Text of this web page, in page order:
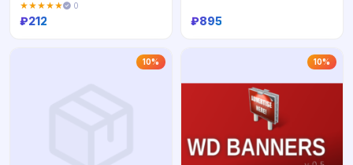
★★★★★ 0
₽212 ₽895
10% 10%